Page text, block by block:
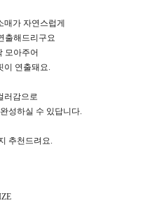
매가 자연스럽게
출해드리구요
모아주어
이 연출돼요.
러감으로
성하실 수 있답니다.
추천드려요.